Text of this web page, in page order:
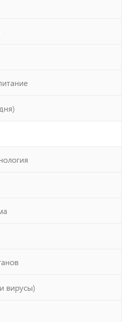
вирусы)